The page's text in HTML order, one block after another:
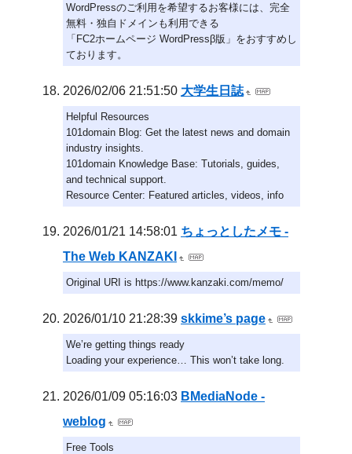
WordPressのご利用を希望するお客様には、完全
無料・独自ドメインも利用できる
「FC2ホームページ WordPressβ版」をおすすめし
ております。
2026/02/06 21:51:50 大学生日誌
Helpful Resources
101domain Blog: Get the latest news and domain
industry insights.
101domain Knowledge Base: Tutorials, guides,
and technical support.
Resource Center: Featured articles, videos, info
2026/01/21 14:58:01 ちょっとしたメモ -
The Web KANZAKI
Original URI is https://www.kanzaki.com/memo/
2026/01/10 21:28:39 skkime’s page
We’re getting things ready
Loading your experience… This won’t take long.
2026/01/09 05:16:03 BMediaNode -
weblog
Free Tools